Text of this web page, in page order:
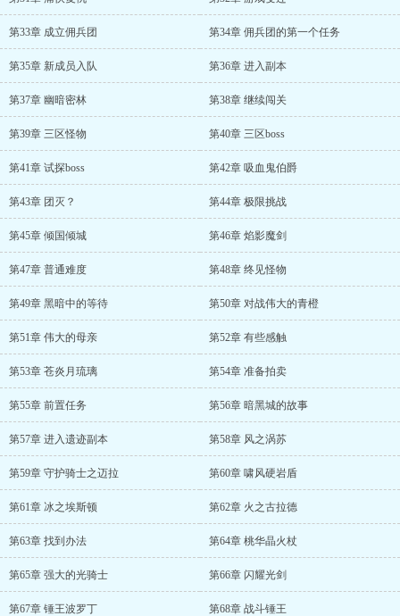
第33章 成立佣兵团 第34章 佣兵团的第一个任务
第35章 新成员入队 第36章 进入副本
第37章 幽暗密林 第38章 继续闯关
第39章 三区怪物 第40章 三区boss
第41章 试探boss 第42章 吸血鬼伯爵
第43章 团灭？ 第44章 极限挑战
第45章 倾国倾城 第46章 焰影魔剑
第47章 普通难度 第48章 终见怪物
第49章 黑暗中的等待 第50章 对战伟大的青橙
第51章 伟大的母亲 第52章 有些感触
第53章 苍炎月琉璃 第54章 准备拍卖
第55章 前置任务 第56章 暗黑城的故事
第57章 进入遗迹副本 第58章 风之涡苏
第59章 守护骑士之迈拉 第60章 啸风硬岩盾
第61章 冰之埃斯顿 第62章 火之古拉德
第63章 找到办法 第64章 桃华晶火杖
第65章 强大的光骑士 第66章 闪耀光剑
第67章 锤王波罗丁 第68章 战斗锤王